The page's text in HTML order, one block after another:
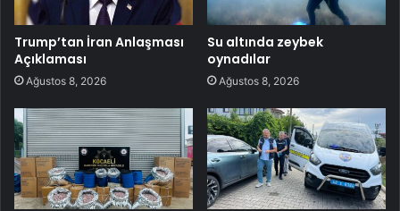
Trump’tan İran Anlaşması
Açıklaması
Ağustos 8, 2026
Su altında zeybek
oynadılar
Ağustos 8, 2026